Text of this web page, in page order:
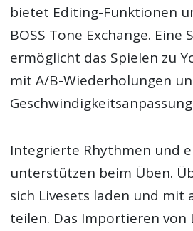
bietet Editing-Funktionen
BOSS Tone Exchange. Eine
ermöglicht das Spielen zu
mit A/B-Wiederholungen
Integrierte Rhythmen und
unterstützen beim Üben.
sich Livesets laden und mit
teilen. Das Importieren von